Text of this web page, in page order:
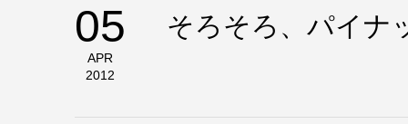
05
APR
2012
そろそろ、パイナ